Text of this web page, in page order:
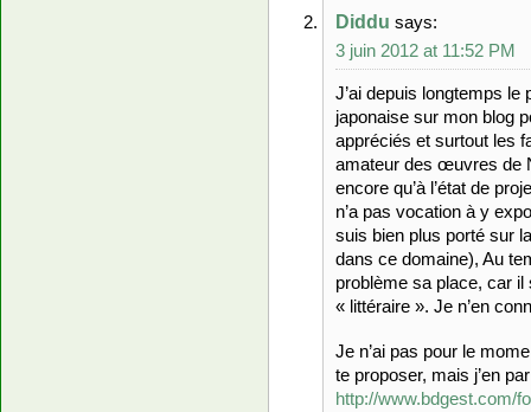
Diddu says:
3 juin 2012 at 11:52 PM
J’ai depuis longtemps le
japonaise sur mon blog
appréciés et surtout les
amateur des œuvres de
encore qu’à l’état de
n’a pas vocation à y
suis bien plus porté sur
dans ce domaine), Au
problème sa place, car il
« littéraire ». Je n’en
Je n’ai pas pour le
te proposer, mais j’en
http://www.bdgest.com/